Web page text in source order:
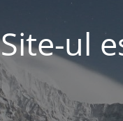
Site-ul